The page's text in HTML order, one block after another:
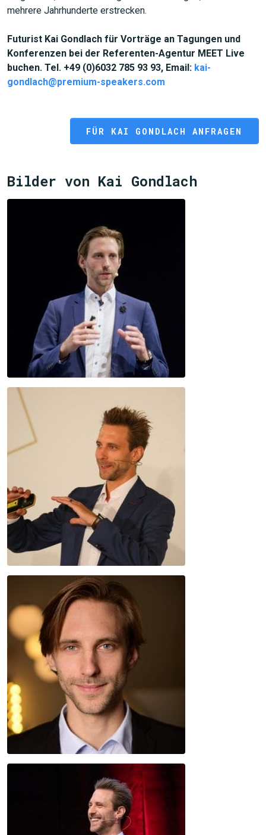
mehrere Jahrhunderte erstrecken.
Futurist Kai Gondlach für Vorträge an Tagungen und
Konferenzen bei der Referenten-Agentur MEET Live
buchen. Tel. +49 (0)6032 785 93 93, Email: kai-
gondlach@premium-speakers.com
FÜR KAI GONDLACH ANFRAGEN
Bilder von Kai Gondlach